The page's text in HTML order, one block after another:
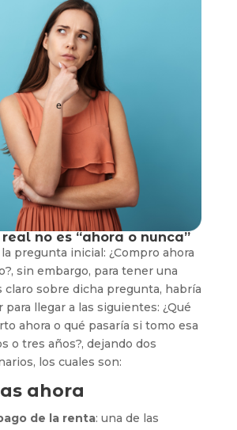
no es “ahora o nunca”
pregunta inicial: ¿Compro ahora
sin embargo, para tener una
claro sobre dicha pregunta, habría
llegar a las siguientes: ¿Qué
ahora o qué pasaría si tomo esa
o tres años?, dejando dos
los cuales son:
ahora
de la renta: una de las